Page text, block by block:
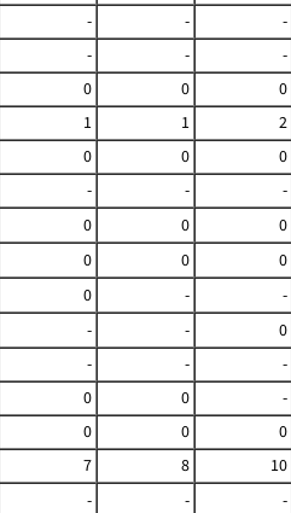
- - -
- - -
0 0 0
1 1 2
0 0 0
- - -
0 0
0
0 0
0
0 -
-
- -
0
- - -
0 0 -
0 0 0
7 8 10
- -
-